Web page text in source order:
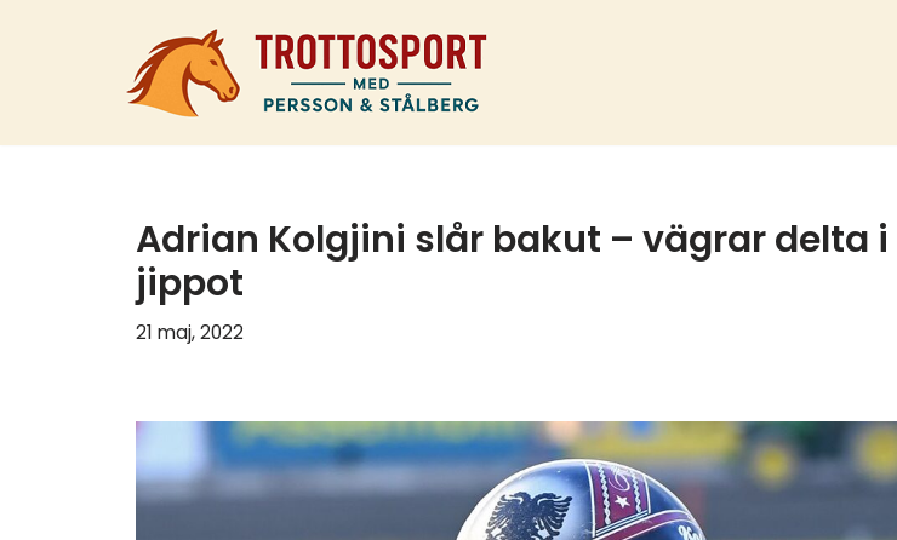
Adrian Kolgjini slår bakut – vägrar delta i
jippot
21 maj, 2022